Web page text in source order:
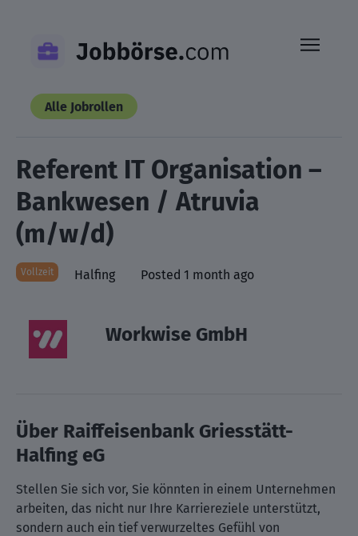
content
Alle Jobrollen
Referent IT Organisation –
Bankwesen / Atruvia
(m/w/d)
Vollzeit Halfing Posted 1 month ago
Workwise GmbH
Über Raiffeisenbank Griesstätt-
Halfing eG
Stellen Sie sich vor, Sie könnten in einem Unternehmen
arbeiten, das nicht nur Ihre Karriereziele unterstützt,
sondern auch ein tief verwurzeltes Gefühl von